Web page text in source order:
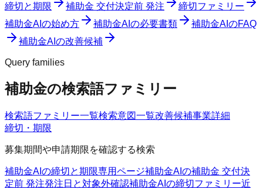
締切と期限 補助金 交付決定前 発注
締切ファミリー
補助金AIの始め方
補助金AIの必要書類
補助金AIのFAQ
補助金AIの改善候補
Query families
補助金の検索語ファミリー
検索語ファミリー一覧検索意図一覧改善候補事業詳細
締切・期限
募集期間や申請期限を確認する検索
補助金AIの締切と期限専用ページ補助金AIの補助金 交付決
定前 発注発注日と対象外確認補助金AIの締切ファミリー近